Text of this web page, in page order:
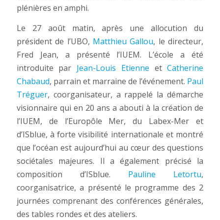
plénières en amphi.
Le 27 août matin, après une allocution du
président de l’UBO, Matthieu Gallou, le directeur,
Fred Jean, a présenté l’IUEM. L’école a été
introduite par Jean-Louis Etienne etCatherine
Chabaud, parrain et marraine de l’événement. Paul
Tréguer, coorganisateur, a rappelé la démarche
visionnaire qui en 20 ans a abouti à la création de
l’IUEM, de l’Europôle Mer, du Labex-Mer et
d’ISblue, à forte visibilité internationale et montré
que l’océan est aujourd’hui au cœur des questions
sociétales majeures. Il a également précisé la
composition d’ISblue. Pauline Letortu,
coorganisatrice, a présenté le programme des 2
journées comprenant des conférences générales,
des tables rondes et des ateliers.